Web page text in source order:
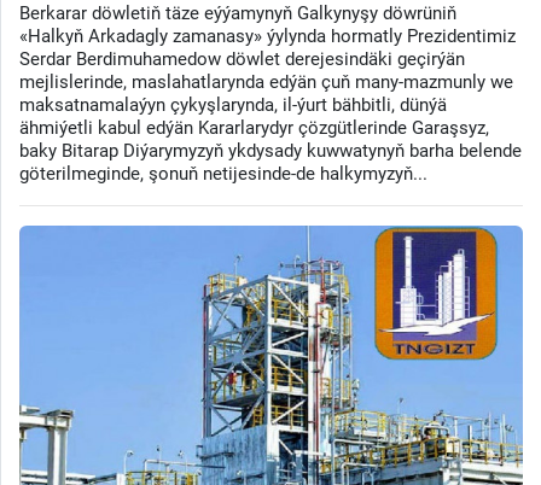
Berkarar döwletiň täze eýýamynyň Galkynyşy döwrüniň
«Halkyň Arkadagly zamanasy» ýylynda hormatly Prezidentimiz
Serdar Berdimuhamedow döwlet derejesindäki geçirýän
mejlislerinde, maslahatlarynda edýän çuň many-mazmunly we
maksatnamalaýyn çykyşlarynda, il-ýurt bähbitli, dünýä
ähmiýetli kabul edýän Kararlarydyr çözgütlerinde Garaşsyz,
baky Bitarap Diýarymyzyň ykdysady kuwwatynyň barha belende
göterilmeginde, şonuň netijesinde-de halkymyzyň...